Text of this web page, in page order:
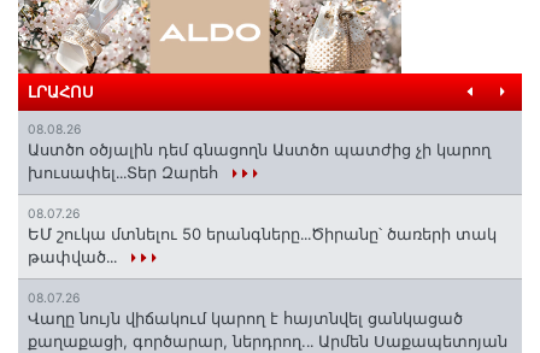
ԼՐԱՀՈՍ
08.08.26
Աստծո օծյալին դեմ գնացողն Աստծո պատժից չի կարող
խուսափել․․․Տեր Զարեհ
08.07.26
ԵՄ շուկա մտնելու 50 երանգները․․․Ծիրանը՝ ծառերի տակ
թափված․․․
08.07.26
Վաղը նույն վիճակում կարող է հայտնվել ցանկացած
քաղաքացի, գործարար, ներդրող.․․ Արմեն Սաքապետոյան